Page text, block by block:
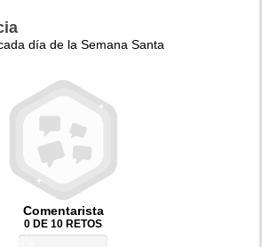
día de la Semana Santa
Comentarista
0 DE 10 RETOS